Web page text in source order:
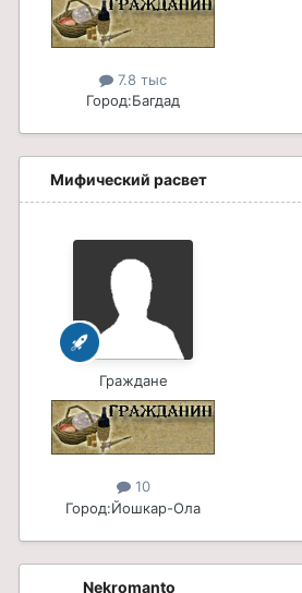
7.8 тыс
Город:Багдад
Мифический расвет
Граждане
10
Город:Йошкар-Ола
Nekromanto